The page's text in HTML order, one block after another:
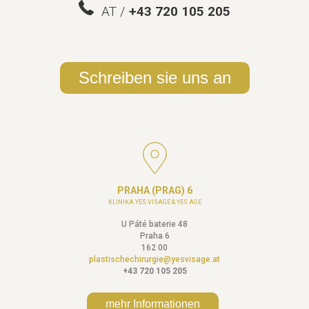
AT / +43 720 105 205
Schreiben sie uns an
PRAHA (PRAG) 6
KLINIKA YES VISAGE & YES AGE
U Páté baterie 48
Praha 6
162 00
plastischechirurgie@yesvisage.at
+43 720 105 205
mehr Informationen